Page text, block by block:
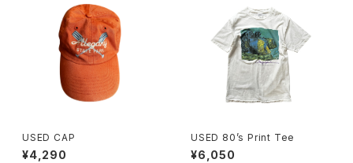
USED CAP
¥4,290
USED 80’s Print Tee
¥6,050